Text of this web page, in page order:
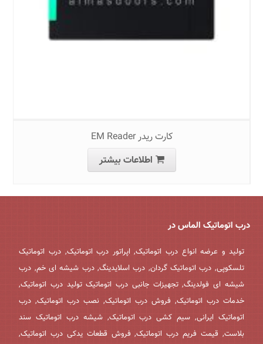
کارت ریدر EM Reader
اطلاعات بیشتر
درب اتوماتیک الماس در
تولید و عرضه انواع درب اتوماتیک, اپراتور درب اتوماتیک, درب اتوماتیک
تلسکوپی, درب اتوماتیک گردان, درب اسلایدینگ, درب شیشه ای خم, درب
شیشه ای فولدینگ, تجهیزات جانبی درب اتوماتیک تولید درب اتوماتیک,
خدمات درب اتوماتیک, فروش درب اتوماتیک, نصب درب اتوماتیک, درب
اتوماتیک ایرانی, سیم کشی درب اتوماتیک, شیشه درب اتوماتیک سند
بلاست, قیمت فریم درب اتوماتیک, فروش قطعات یدکی درب اتوماتیک,